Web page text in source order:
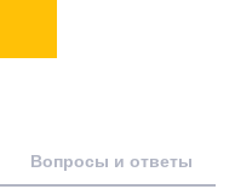
Вопросы и ответы